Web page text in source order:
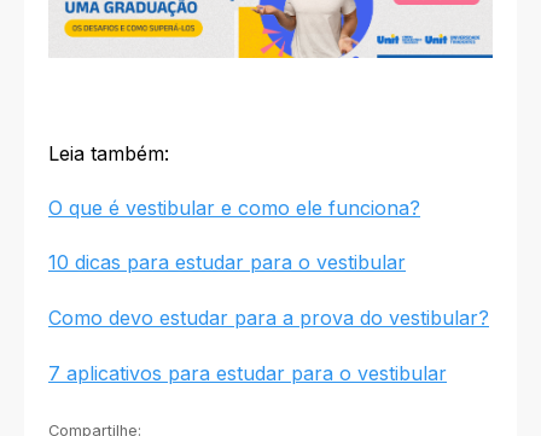
Leia também:
O que é vestibular e como ele funciona?
10 dicas para estudar para o vestibular
Como devo estudar para a prova do vestibular?
7 aplicativos para estudar para o vestibular
Compartilhe: